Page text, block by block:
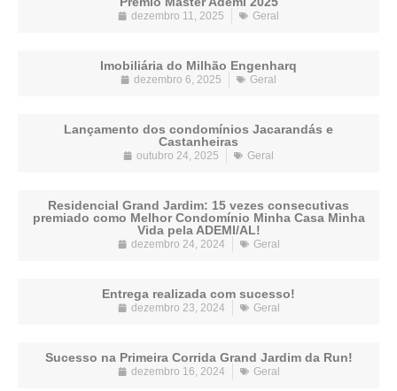
dezembro 11, 2025 Geral
Imobiliária do Milhão Engenharq
dezembro 6, 2025 Geral
Lançamento dos condomínios Jacarandás e
Castanheiras
outubro 24, 2025 Geral
Residencial Grand Jardim: 15 vezes consecutivas
premiado como Melhor Condomínio Minha Casa Minha
Vida pela ADEMI/AL!
dezembro 24, 2024 Geral
Entrega realizada com sucesso!
dezembro 23, 2024 Geral
Sucesso na Primeira Corrida Grand Jardim da Run!
dezembro 16, 2024 Geral